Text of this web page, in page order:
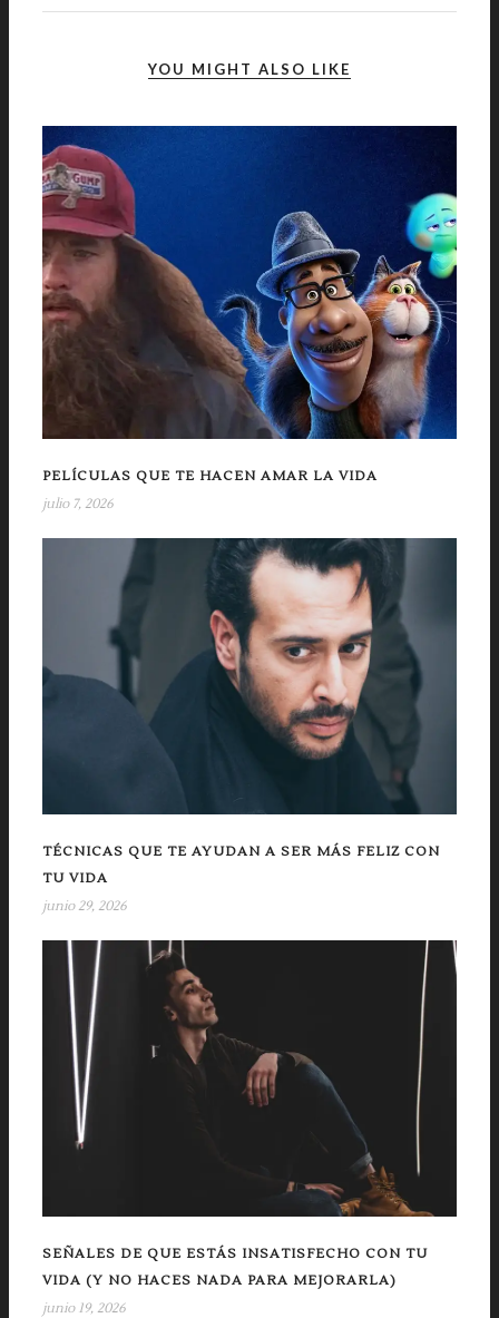
YOU MIGHT ALSO LIKE
PELÍCULAS QUE TE HACEN AMAR LA VIDA
julio 7, 2026
TÉCNICAS QUE TE AYUDAN A SER MÁS FELIZ CON
TU VIDA
junio 29, 2026
SEÑALES DE QUE ESTÁS INSATISFECHO CON TU
VIDA (Y NO HACES NADA PARA MEJORARLA)
junio 19, 2026